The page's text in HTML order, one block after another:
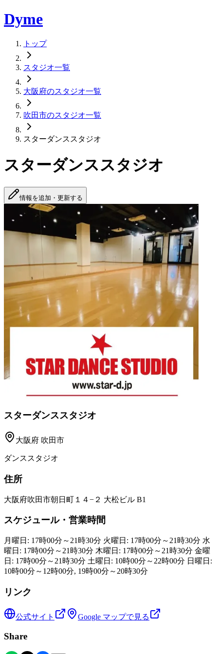
Dyme
トップ
スタジオ一覧
大阪府のスタジオ一覧
吹田市のスタジオ一覧
スターダンススタジオ
スターダンススタジオ
情報を追加・更新する
スターダンススタジオ
大阪府 吹田市
ダンススタジオ
住所
大阪府吹田市朝日町１４−２ 大松ビル B1
スケジュール・営業時間
月曜日: 17時00分～21時30分 火曜日: 17時00分～21時30分 水
曜日: 17時00分～21時30分 木曜日: 17時00分～21時30分 金曜
日: 17時00分～21時30分 土曜日: 10時00分～22時00分 日曜日:
10時00分～12時00分, 19時00分～20時30分
リンク
公式サイト Google マップで見る
Share